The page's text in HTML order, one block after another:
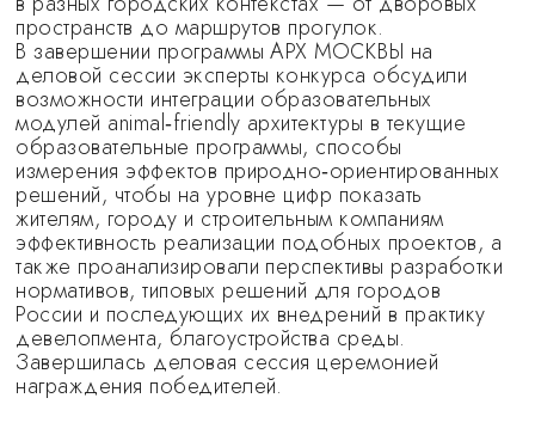
пространств до маршрутов прогулок.
В завершении программы АРХ МОСКВЫ на
деловой сессии эксперты конкурса обсудили
возможности интеграции образовательных
модулей animal‑friendly архитектуры в текущие
образовательные программы, способы
измерения эффектов природно‑ориентированных
решений, чтобы на уровне цифр показать
жителям, городу и строительным компаниям
эффективность реализации подобных проектов, а
также проанализировали перспективы разработки
нормативов, типовых решений для городов
России и последующих их внедрений в практику
девелопмента, благоустройства среды.
Завершилась деловая сессия церемонией
награждения победителей.